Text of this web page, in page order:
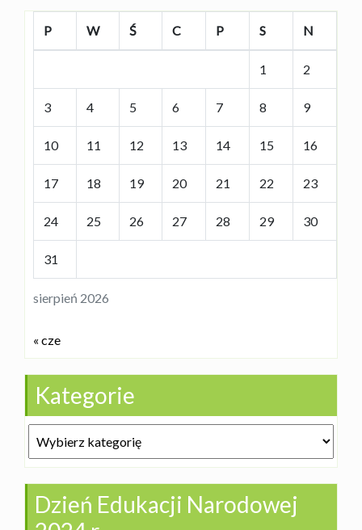
sierpień 2026
P W Ś C P S N
1 2
3 4 5 6 7 8 9
10 11 12 13 14 15 16
17 18 19 20 21 22 23
24 25 26 27 28 29 30
31
« cze
Kategorie
Dzień Edukacji Narodowej